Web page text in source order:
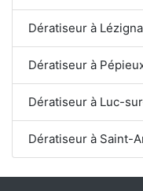
Dératiseur à
Dératiseur à
Dératiseur à Luc-
Dératiseur à Saint-